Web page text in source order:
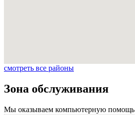
смотреть все районы
Зона обслуживания
Мы оказываем компьютерную помощь